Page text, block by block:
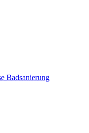
Badsanierung